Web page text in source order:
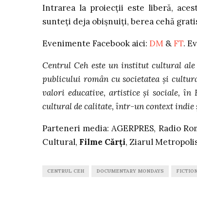
Intrarea la proiecții este liberă,
sunteți deja obișnuiți, berea cehă
Evenimente Facebook aici: DM &FT.
Centrul Ceh este un institut cultural
publicului român cu societatea şi
valori educative, artistice şi sociale,
cultural de calitate, într-un context indie
Parteneri media: AGERPRES, Radio
Cultural, Filme Cărţi, Ziarul
CENTRUL CEH DOCUMENTARY MONDAYS